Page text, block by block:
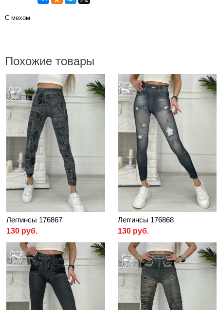
С мехом
Похожие товары
Леггинсы 176867
130 руб.
Леггинсы 176868
130 руб.